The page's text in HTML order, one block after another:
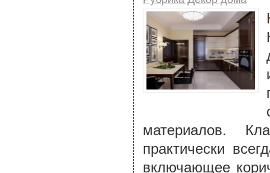
материалов.
практически
включающее